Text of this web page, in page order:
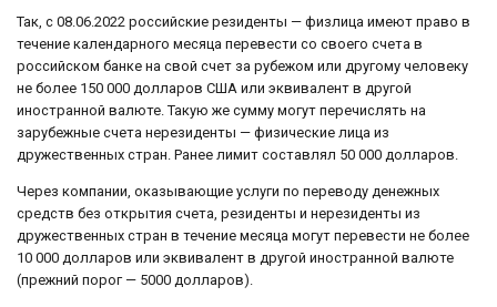
Так, с 08.06.2022 российские резиденты — физлица имеют право в
течение календарного месяца перевести со своего счета в
российском банке на свой счет за рубежом или другому человеку
не более 150 000 долларов США или эквивалент в другой
иностранной валюте. Такую же сумму могут перечислять на
зарубежные счета нерезиденты — физические лица из
дружественных стран. Ранее лимит составлял 50 000 долларов.
Через компании, оказывающие услуги по переводу денежных
средств без открытия счета, резиденты и нерезиденты из
дружественных стран в течение месяца могут перевести не более
10 000 долларов или эквивалент в другой иностранной валюте
(прежний порог — 5000 долларов).